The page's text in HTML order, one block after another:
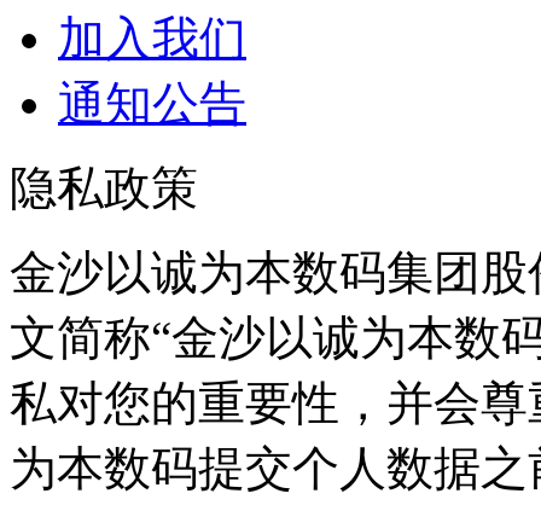
加入我们
通知公告
隐私政策
金沙以诚为本数码集团
文简称“金沙以诚为本数码
私对您的重要性，并
为本数码提交个人数据之前